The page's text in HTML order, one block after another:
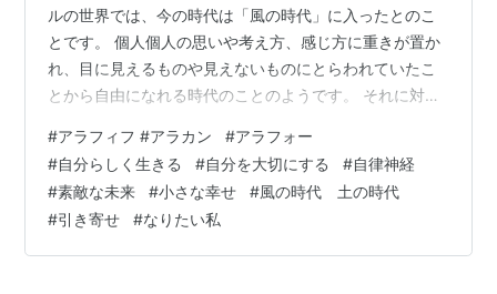
ルの世界では、今の時代は「風の時代」に入ったとのこ
とです。 個人個人の思いや考え方、感じ方に重きが置か
れ、目に見えるものや見えないものにとらわれていたこ
とから自由になれる時代のことのようです。 それに対し
お金や不動産、物質的なものや権威のようなものに重き
が置かれていた時代でありました。 マスク生活3年目に
突入するまでの間、私たちの日常生活は至るところで変
化を余儀なくされました。 そんな中から徐々に新しい時
代へ向かっての動きが始まり出して、徐々にシフトされ
#アラフィフ #アラカン #アラフォー
#自分らしく生きる #自分を大切にする #自律神経
#素敵な未来 #小さな幸せ #風の時代 土の時代
#引き寄せ #なりたい私